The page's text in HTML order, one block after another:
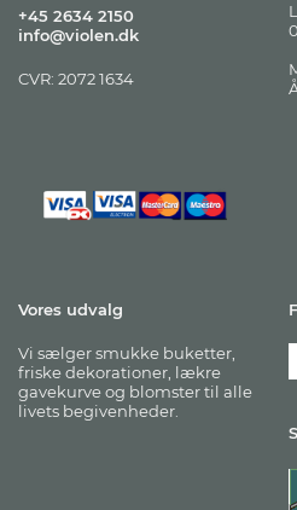
+45 2634 2150
info@violen.dk
CVR: 2072 1634
Vores udvalg
Vi sælger smukke buketter,
friske dekorationer, lækre
gavekurve og blomster til alle
livets begivenheder.